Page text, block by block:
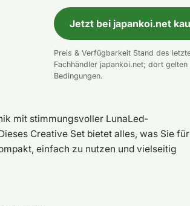
Jetzt bei japankoi.net
Preis & Verfügbarkeit Stand des
Fachhändler japankoi.net; dort
Bedingungen.
mit stimmungsvoller LunaLed-
Creative Set bietet alles, was Sie für
einfach zu nutzen und vielseitig